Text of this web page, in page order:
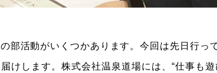
部活動がいくつかあります。今回は先日行っ
けします。株式会社温泉道場には、“仕事も